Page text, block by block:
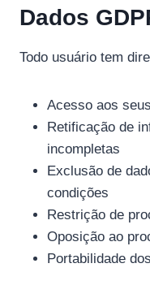
Dados
Todo usuário tem
Acesso aos
Retificação de
incompletas
Exclusão de
condições
Restrição de
Oposição ao
Portabilidade